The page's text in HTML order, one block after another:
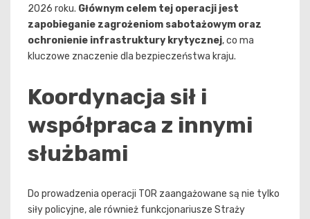
2026 roku. Głównym celem tej operacji jest
zapobieganie zagrożeniom sabotażowym oraz
ochronienie infrastruktury krytycznej, co ma
kluczowe znaczenie dla bezpieczeństwa kraju.
Koordynacja sił i
współpraca z innymi
służbami
Do prowadzenia operacji TOR zaangażowane są nie tylko
siły policyjne, ale również funkcjonariusze Straży